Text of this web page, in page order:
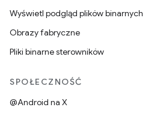
Wyświetl podgląd plików binarnych
Obrazy fabryczne
Pliki binarne sterowników
SPOŁECZNOŚĆ
@Android na X